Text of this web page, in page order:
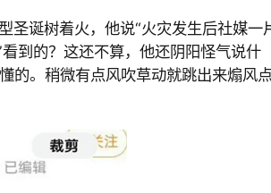
圣诞树着火，他说“火灾发生后社媒一
到的？这还不算，他还阴阳怪气说什
的。稍微有点风吹草动就跳出来煽风